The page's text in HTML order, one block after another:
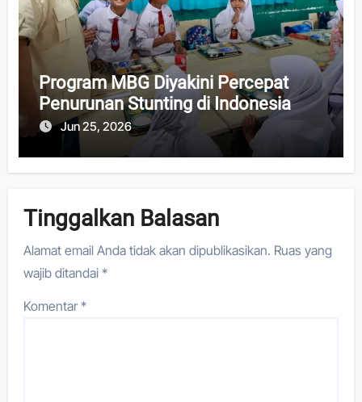
Program MBG Diyakini Percepat
Penurunan Stunting di Indonesia
Jun 25, 2026
Tinggalkan Balasan
Alamat email Anda tidak akan dipublikasikan. Ruas yang
wajib ditandai*
Komentar*